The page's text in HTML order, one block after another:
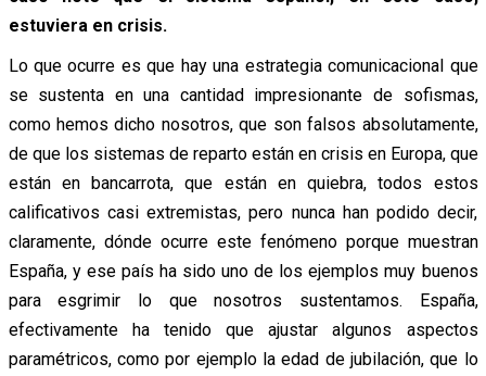
estuviera en crisis.
Lo que ocurre es que hay una estrategia comunicacional que
se sustenta en una cantidad impresionante de sofismas,
como hemos dicho nosotros, que son falsos absolutamente,
de que los sistemas de reparto están en crisis en Europa, que
están en bancarrota, que están en quiebra, todos estos
calificativos casi extremistas, pero nunca han podido decir,
claramente, dónde ocurre este fenómeno porque muestran
España, y ese país ha sido uno de los ejemplos muy buenos
para esgrimir lo que nosotros sustentamos. España,
efectivamente ha tenido que ajustar algunos aspectos
paramétricos, como por ejemplo la edad de jubilación, que lo